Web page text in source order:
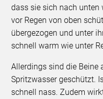
dass sie sich nach unten
vor Regen von oben
übergezogen und unter
schnell warm wie unter
Allerdings sind die Beine
Spritzwasser geschützt.
schnell nass. Zudem